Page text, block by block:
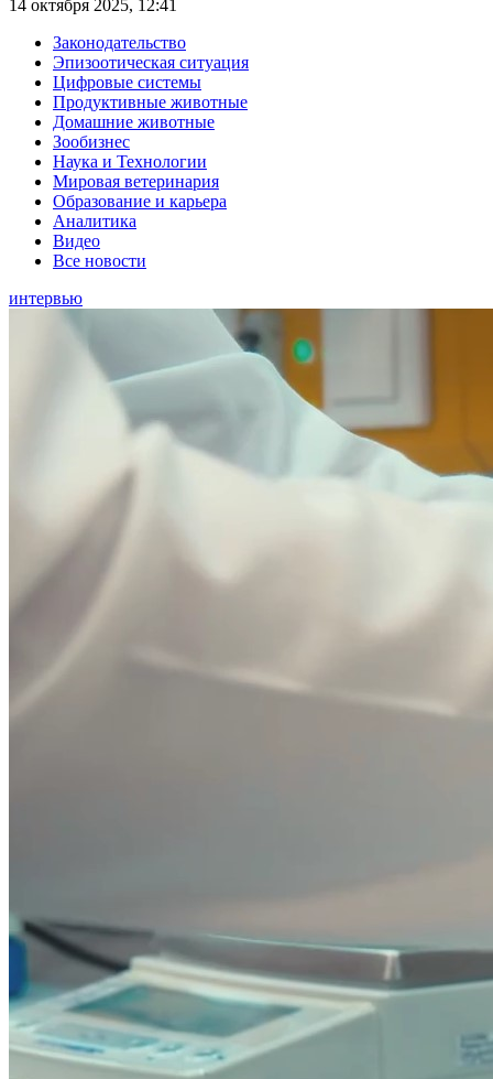
14 октября 2025, 12:41
Законодательство
Эпизоотическая ситуация
Цифровые системы
Продуктивные животные
Домашние животные
Зообизнес
Наука и Технологии
Мировая ветеринария
Образование и карьера
Аналитика
Видео
Все новости
интервью